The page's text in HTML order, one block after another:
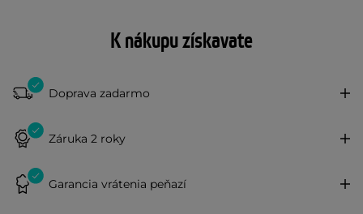
K nákupu získavate
Doprava zadarmo
Záruka 2 roky
Garancia vrátenia peňazí